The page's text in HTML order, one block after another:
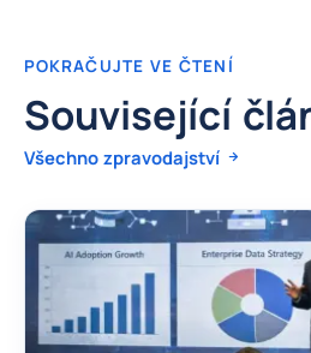
POKRAČUJTE VE ČTENÍ
Související
Všechno zpravodajství